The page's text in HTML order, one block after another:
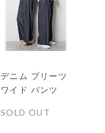
デニム プリーツ
ワイド パンツ
SOLD OUT